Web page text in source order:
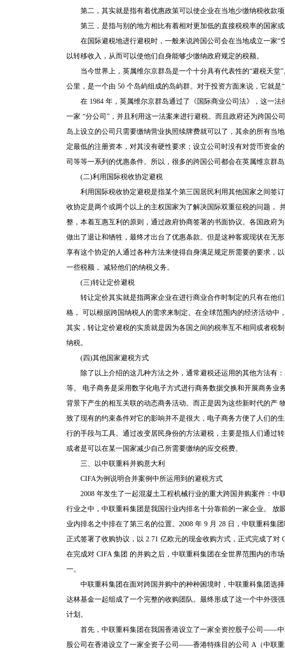
第二，其实就是指有着优惠政策可以使企业在当地少缴纳税收款项
第三，是指与别的地方相比有着相对更加低的直接税税率的国家或
在国际避税地进行避税时，一般来说跨国公司会在当地成立一家“
以转移收入，从而可以使他们自身能够少缴纳政府规定的税额。
当今世界上，英属维尔京群岛是一个十分具有代表性的“避税天
公里，是一个由 50 个岛屿组成的岛屿群。对于投资方面来说，它就是“
在 1984 年，英属维尔京群岛通过了《国际商业公司法》，这一
一家 “分公司”，并且利用这一法案来进行避税。而且政府还为跨国公
岛上设立的公司只需要缴纳营业执照续牌费就可以了，其余的所有当
定最低的注册资本，对其没有硬性要求；设立公司时没有对货币资金
司等等一系列的优惠条件。所以，很多的跨国公司都会在英属维京群岛
(二)利用国际税收协定避税
利用国际税收协定避税是指某个第三国居民利用其他国家之间签
收协定是两个或两个以上的主权国家为了解决国际双重征税的问题，
整，本着互惠互利的原则，通过政府协商签署的书面协议。各国政府
做出了退让和牺牲，最终才出台了优惠条款。但是这种客观现状在无
享有这个协定的人通过各种方法来使得自身满足规定所需要的要求，
一些税额， 减轻他们的纳税义务。
(三)转让定价避税
转让定价其实就是指两家企业在进行商业合作时制定的只有在他
格， 可以根据跨国纳税人的需求来制定。在全球范围内的经济活动中
其实，转让定价避税的实质就是因为各国之间的税率互不相同或者税
纳税。
(四)其他国家避税方式
除了以上介绍的这几种方法之外，通常避税还运用的其他方法有
等。 电子商务是采用数字化电子方式进行商务数据交换和开展商务业
背景下产生的相互关联的动态商务活动。而正是因为这些新时代的产
致了现有的约束条件对它的影响并不是很大，电子商务方便了人们的
行的手段与工具。通过改变居民身份的方法避税，主要是指人们通过
或者是可以在某一国家减少自己所需要缴纳的应交税费。
三、以中联重科并购意大利
CIFA为例说明合并案例中所运用到的避税方式
2008 年发生了一起混凝土工程机械行业的重大跨国并购案件：中
行业之中，中联重科集团是我国行业内排名十分靠前的一家企业。 放
业内排名之中排在了第三名的位置。2008 年 9 月 28 日，中联重科集
正式签署了收购协议，以 2.71 亿欧元的现金收购方式，正式完成了对
在完成对 CIFA 集团 的并购之后，中联重科集团在全世界范围内的市
一。
中联重科集团在面对跨国并购中的种种困境时，中联重科集团选
达林基金一起组成了一个完整的收购团队。最终形成了这一个中外强
计划。
首先，中联重科集团在我国香港设立了一家全资控股子公司——
股公司在香港设立了一家全资子公司——香港特殊目的公司 A（中联